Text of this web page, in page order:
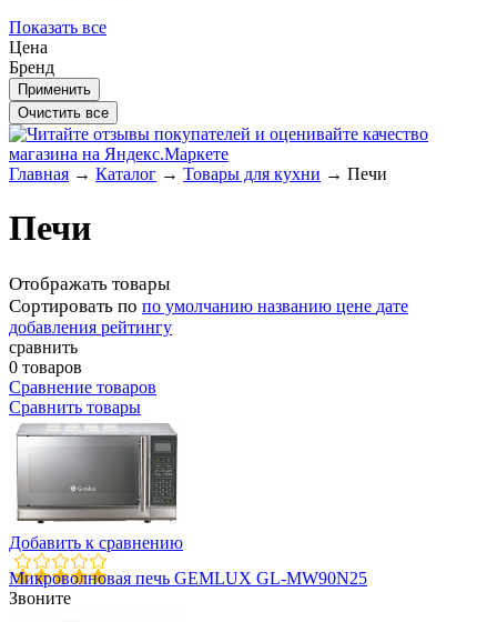
Показать все
Цена
Бренд
Главная → Каталог → Товары для кухни → Печи
Печи
Отображать товары
Сортировать по по умолчанию названию цене дате
добавления рейтингу
сравнить
0 товаров
Сравнение товаров
Сравнить товары
Добавить к сравнению
Микроволновая печь GEMLUX GL-MW90N25
Звоните